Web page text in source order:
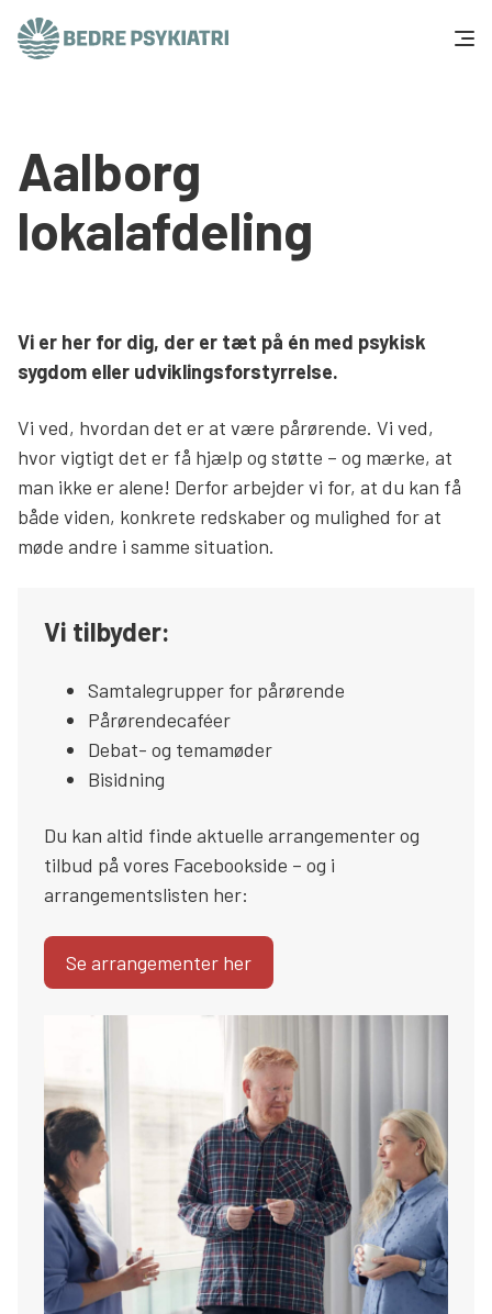
Tal og fakta
Om os
Presse og politik
Støt os
Søg
Aalborg
lokalafdeling
Vi er her for dig, der er tæt på én med psykisk
sygdom eller udviklingsforstyrrelse.
Vi ved, hvordan det er at være pårørende. Vi ved,
hvor vigtigt det er få hjælp og støtte – og mærke, at
man ikke er alene! Derfor arbejder vi for, at du kan få
både viden, konkrete redskaber og mulighed for at
møde andre i samme situation.
Vi tilbyder:
Samtalegrupper for pårørende
Pårørendecaféer
Debat- og temamøder
Bisidning
Du kan altid finde aktuelle arrangementer og
tilbud på vores Facebookside – og i
arrangementslisten her:
Se arrangementer her